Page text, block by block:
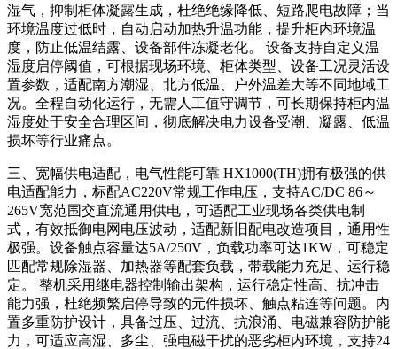
湿气，抑制柜体凝露生成，杜绝绝缘降低、短路爬电故障；当
环境温度过低时，自动启动加热升温功能，提升柜内环境温
度，防止低温结露、设备部件冻凝老化。 设备支持自定义温
湿度启停阈值，可根据现场环境、柜体类型、设备工况灵活设
置参数，适配南方潮湿、北方低温、户外温差大等不同地域工
况。全程自动化运行，无需人工值守调节，可长期保持柜内温
湿度处于安全合理区间，彻底解决电力设备受潮、凝露、低温
损坏等行业痛点。
三、宽幅供电适配，电气性能可靠 HX1000(TH)拥有极强的供
电适配能力，标配AC220V常规工作电压，支持AC/DC 86～
265V宽范围交直流通用供电，可适配工业现场各类供电制
式，有效抵御电网电压波动，适配新旧配电改造项目，通用性
极强。设备触点容量达5A/250V，负载功率可达1KW，可稳定
匹配常规除湿器、加热器等配套负载，带载能力充足、运行稳
定。 整机采用继电器控制输出架构，运行稳定性高、抗冲击
能力强，杜绝频繁启停导致的元件损坏、触点粘连等问题。内
置多重防护设计，具备过压、过流、抗浪涌、电磁兼容防护能
力，可适应高湿、多尘、强电磁干扰的恶劣柜内环境，支持24